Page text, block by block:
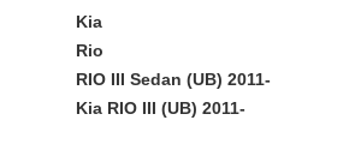
Kia
Rio
RIO III Sedan (UB) 2011-
Kia RIO III (UB) 2011-